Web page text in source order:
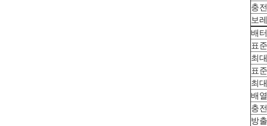
충
보
배
표
최
표
최
배
충
방